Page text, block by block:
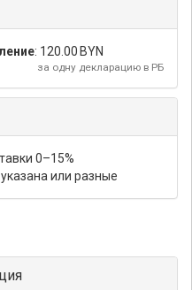
: 120.00 BYN
за одну декларацию в РБ
0–15%
указана или разные